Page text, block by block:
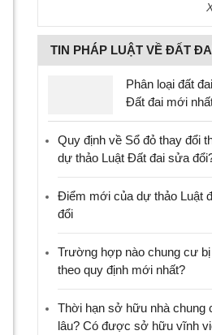
TIN PHÁP LUẬT VỀ ĐẤT
Phân loại đất
Đất đai mới
Quy định về Sổ đỏ thay đổi
dự thảo Luật Đất đai sửa
Điểm mới của dự thảo Luật
đổi
Trường hợp nào chung cư
theo quy định mới nhất?
Thời hạn sở hữu nhà chung
lâu? Có được sở hữu vĩnh